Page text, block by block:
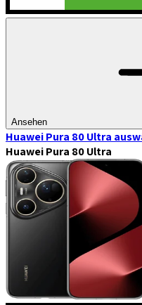
Ansehen
Huawei Pura 80 Ultra
Huawei Pura 80 Ultra